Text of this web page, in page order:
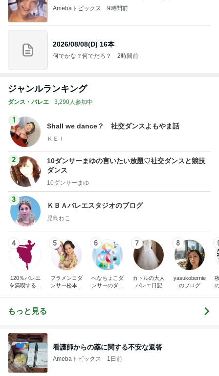
Amebaトピックス 9時間前
2026/08/08(D) 16本
何でかな？何でだろ？ 2時間前
ジャンルランキング
ダンス・バレエ 3,290人参加中
1
Shall we dance？ 社交ダンスよもやま話
ＫＥＩ
2
10ダンサーまゆの言いたい放題♡社交ダンスと競技
ダンス
10ダンサーまゆ
3
ＫＢＡバレエスタジオのブログ
児島わこ
4
120％バレエ
を満喫するブ
5
フラメンコダ
ンサー松本真
6
へなちょこダ
ンサーのダン
7
カトルの大人
バレエ日記
8
yasukobernie
のブログ
もっと見る
看護師からの薬に関する不安な返答
Amebaトピックス 1日前